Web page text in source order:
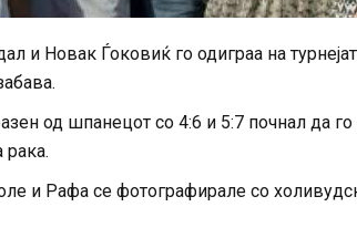
и Новак Ѓоковиќ го одиграа на
од шпанецот со 4:6 и 5:7 почнал да го
рака.
и Рафа се фотографирале со